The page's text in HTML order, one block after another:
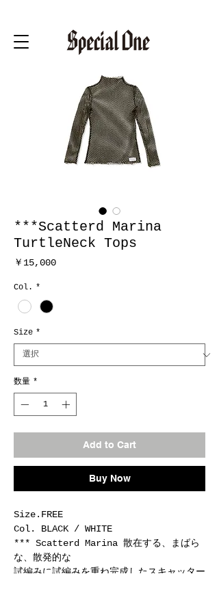
***Scatterd Marina
TurtleNeck Tops
￥15,000価
Col. *
Size *
数量 *
Add to Cart
Buy Now
Size.FREE
Col. BLACK / WHITE
*** Scatterd Marina 散在する、まばら
な、散発的な
試編みに試編みを重ね完成したスキャッター